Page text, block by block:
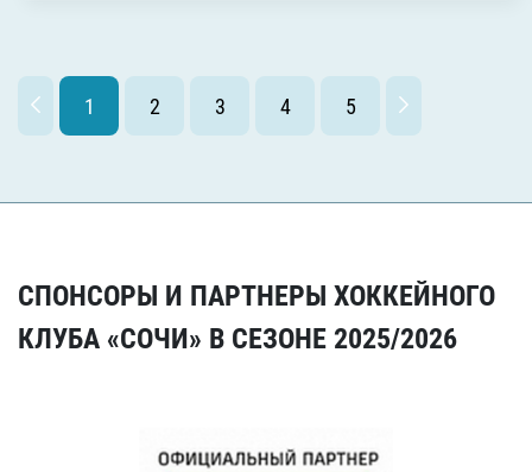
1 2 3 4 5
СПОНСОРЫ И ПАРТНЕРЫ ХОККЕЙНОГО
КЛУБА «СОЧИ» В СЕЗОНЕ 2025/2026